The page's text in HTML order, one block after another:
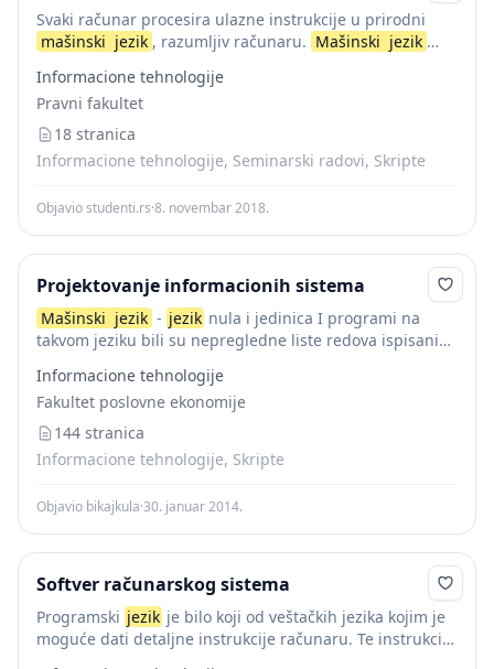
Svaki računar procesira ulazne instrukcije u prirodni
mašinski jezik , razumljiv računaru. Mašinski jezik
aritmetičkih operacija računara (+,-, . /), logičkih
operacija poređenja, premeštanje brojeva, ponavljanja...
Informacione tehnologije
Pravni fakultet
18 stranica
Informacione tehnologije, Seminarski radovi, Skripte
Objavio studenti.rs·8. novembar 2018.
Projektovanje informacionih sistema
Mašinski jezik - jezik nula i jedinica I programi na
takvom jeziku bili su nepregledne liste redova ispisanih
mukotrpno, njihovo čitanje još...
Informacione tehnologije
Fakultet poslovne ekonomije
144 stranica
Informacione tehnologije, Skripte
Objavio bikajkula·30. januar 2014.
Softver računarskog sistema
Programski jezik je bilo koji od veštačkih jezika kojim je
moguće dati detaljne instrukcije računaru. Te instrukcije